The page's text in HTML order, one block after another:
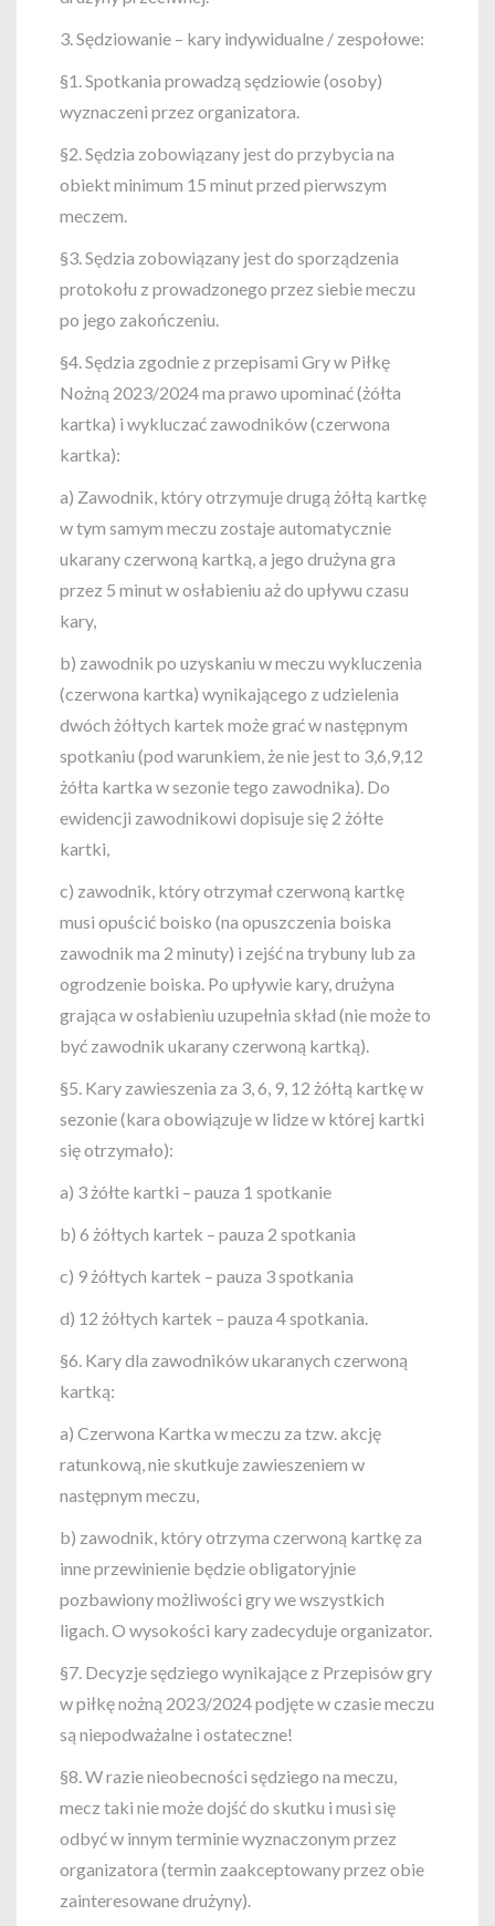
3. Sędziowanie – kary indywidualne / zespołowe:
§1. Spotkania prowadzą sędziowie (osoby)
wyznaczeni przez organizatora.
§2. Sędzia zobowiązany jest do przybycia na
obiekt minimum 15 minut przed pierwszym
meczem.
§3. Sędzia zobowiązany jest do sporządzenia
protokołu z prowadzonego przez siebie meczu
po jego zakończeniu.
§4. Sędzia zgodnie z przepisami Gry w Piłkę
Nożną 2023/2024 ma prawo upominać (żółta
kartka) i wykluczać zawodników (czerwona
kartka):
a) Zawodnik, który otrzymuje drugą żółtą kartkę
w tym samym meczu zostaje automatycznie
ukarany czerwoną kartką, a jego drużyna gra
przez 5 minut w osłabieniu aż do upływu czasu
kary,
b) zawodnik po uzyskaniu w meczu wykluczenia
(czerwona kartka) wynikającego z udzielenia
dwóch żółtych kartek może grać w następnym
spotkaniu (pod warunkiem, że nie jest to 3,6,9,12
żółta kartka w sezonie tego zawodnika). Do
ewidencji zawodnikowi dopisuje się 2 żółte
kartki,
c) zawodnik, który otrzymał czerwoną kartkę
musi opuścić boisko (na opuszczenia boiska
zawodnik ma 2 minuty) i zejść na trybuny lub za
ogrodzenie boiska. Po upływie kary, drużyna
grająca w osłabieniu uzupełnia skład (nie może to
być zawodnik ukarany czerwoną kartką).
§5. Kary zawieszenia za 3, 6, 9, 12 żółtą kartkę w
sezonie (kara obowiązuje w lidze w której kartki
się otrzymało):
a) 3 żółte kartki – pauza 1 spotkanie
b) 6 żółtych kartek – pauza 2 spotkania
c) 9 żółtych kartek – pauza 3 spotkania
d) 12 żółtych kartek – pauza 4 spotkania.
§6. Kary dla zawodników ukaranych czerwoną
kartką:
a) Czerwona Kartka w meczu za tzw. akcję
ratunkową, nie skutkuje zawieszeniem w
następnym meczu,
b) zawodnik, który otrzyma czerwoną kartkę za
inne przewinienie będzie obligatoryjnie
pozbawiony możliwości gry we wszystkich
ligach. O wysokości kary zadecyduje organizator.
§7. Decyzje sędziego wynikające z Przepisów gry
w piłkę nożną 2023/2024 podjęte w czasie meczu
są niepodważalne i ostateczne!
§8. W razie nieobecności sędziego na meczu,
mecz taki nie może dojść do skutku i musi się
odbyć w innym terminie wyznaczonym przez
organizatora (termin zaakceptowany przez obie
zainteresowane drużyny).